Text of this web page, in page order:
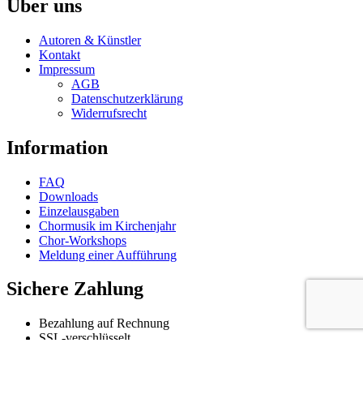
product
multiple
The
options
may
be
chosen
on
product
Über uns
Autoren & Künstler
Kontakt
Impressum
AGB
Datenschutzerklärung
Widerrufsrecht
Information
FAQ
Downloads
Einzelausgaben
Chormusik im Kirchenjahr
Chor-Workshops
Meldung einer Aufführung
Sichere Zahlung
Bezahlung auf Rechnung
SSL-verschlüsselt